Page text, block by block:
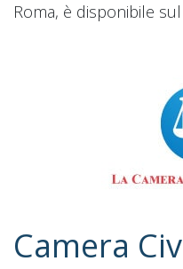
Roma, è disponibile
Camera